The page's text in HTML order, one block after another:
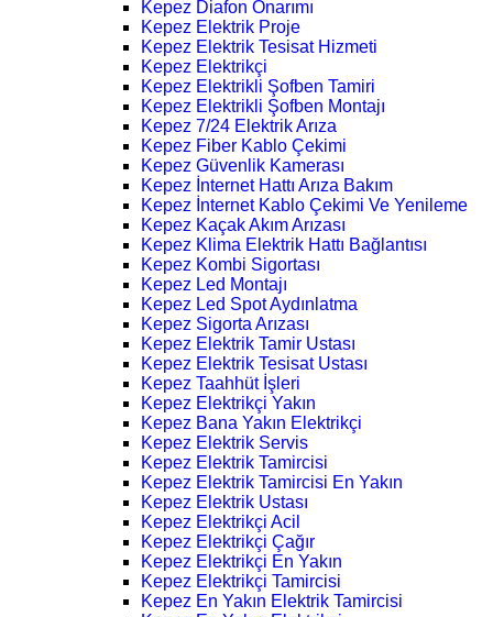
Kepez Diafon Onarımı
Kepez Elektrik Proje
Kepez Elektrik Tesisat Hizmeti
Kepez Elektrikçi
Kepez Elektrikli Şofben Tamiri
Kepez Elektrikli Şofben Montajı
Kepez 7/24 Elektrik Arıza
Kepez Fiber Kablo Çekimi
Kepez Güvenlik Kamerası
Kepez İnternet Hattı Arıza Bakım
Kepez İnternet Kablo Çekimi Ve Yenileme
Kepez Kaçak Akım Arızası
Kepez Klima Elektrik Hattı Bağlantısı
Kepez Kombi Sigortası
Kepez Led Montajı
Kepez Led Spot Aydınlatma
Kepez Sigorta Arızası
Kepez Elektrik Tamir Ustası
Kepez Elektrik Tesisat Ustası
Kepez Taahhüt İşleri
Kepez Elektrikçi Yakın
Kepez Bana Yakın Elektrikçi
Kepez Elektrik Servis
Kepez Elektrik Tamircisi
Kepez Elektrik Tamircisi En Yakın
Kepez Elektrik Ustası
Kepez Elektrikçi Acil
Kepez Elektrikçi Çağır
Kepez Elektrikçi En Yakın
Kepez Elektrikçi Tamircisi
Kepez En Yakın Elektrik Tamircisi